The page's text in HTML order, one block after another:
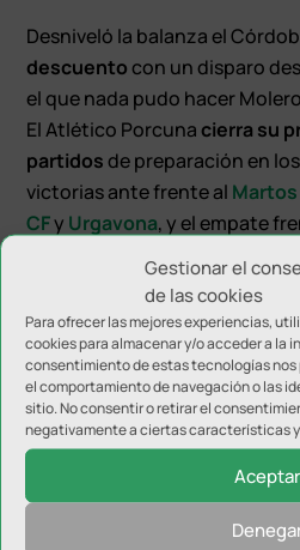
Gestionar el
de las cookies
Para ofrecer las mejores experiencias,
cookies para almacenar y/o acceder a la
consentimiento de estas tecnologías
el comportamiento de navegación o las
sitio. No consentir o retirar el
negativamente a ciertas características
Aceptar
Desniveló la balanza el
descuentocon un disparo
el que nada pudo hacer
El Atlético Porcunacierra su
partidosde preparación en
victorias ante frente al Martos
CFy Urgavona, y el empate
Enviar comentario
Tu dirección de correo electrónico
campos obligatorios están